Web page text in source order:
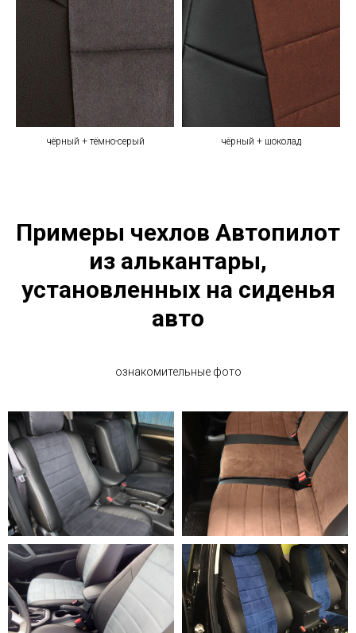
чёрный + тёмно-серый чёрный + шоколад
Примеры чехлов Автопилот
из алькантары,
установленных на сиденья
авто
ознакомительные фото